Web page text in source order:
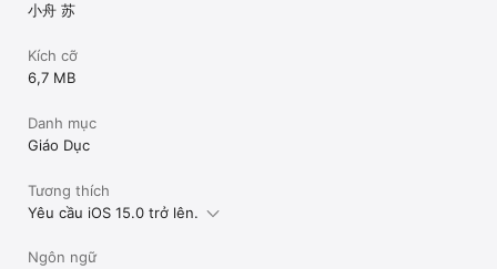
小舟 苏
Kích cỡ
6,7 MB
Danh mục
Giáo Dục
Tương thích
Yêu cầu iOS 15.0 trở lên.
Ngôn ngữ